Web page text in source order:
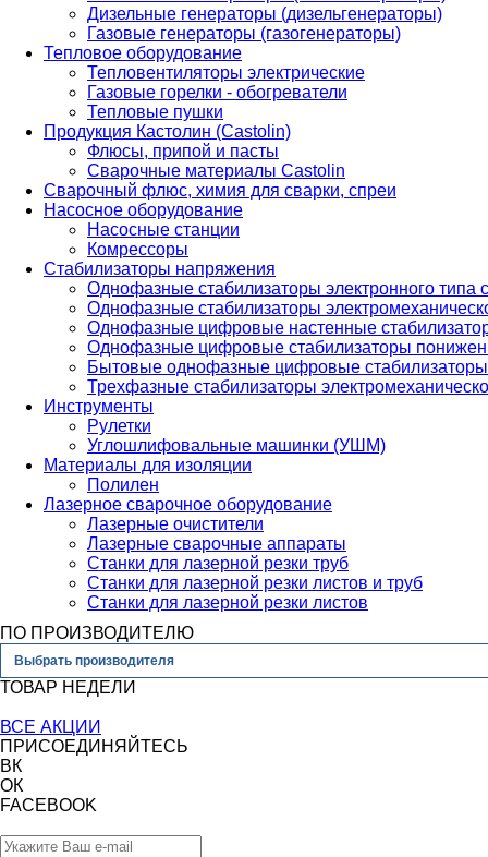
Дизельные генераторы (дизельгенераторы)
Газовые генераторы (газогенераторы)
Тепловое оборудование
Тепловентиляторы электрические
Газовые горелки - обогреватели
Тепловые пушки
Продукция Кастолин (Castolin)
Флюсы, припой и пасты
Сварочные материалы Castolin
Сварочный флюс, химия для сварки, спреи
Насосное оборудование
Насосные станции
Комрессоры
Стабилизаторы напряжения
Однофазные стабилизаторы электронного
Однофазные стабилизаторы
Однофазные цифровые настенные
Однофазные цифровые стабилизаторы
Бытовые однофазные цифровые стабилизаторы
Трехфазные стабилизаторы
Инструменты
Рулетки
Углошлифовальные машинки (УШМ)
Материалы для изоляции
Полилен
Лазерное сварочное оборудование
Лазерные очистители
Лазерные сварочные аппараты
Станки для лазерной резки труб
Станки для лазерной резки листов и труб
Станки для лазерной резки листов
ПО ПРОИЗВОДИТЕЛЮ
Выбрать производителя
ТОВАР НЕДЕЛИ
ВСЕ АКЦИИ
ПРИСОЕДИНЯЙТЕСЬ
ВК
ОК
FACEBOOK